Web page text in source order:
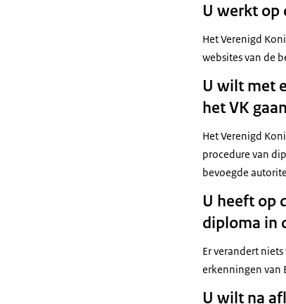
U werkt op
Het Verenigd
websites van de
U wilt met
het VK
Het Verenigd
procedure van
bevoegde
U heeft op
diploma in
Er verandert
erkenningen van
U wilt na